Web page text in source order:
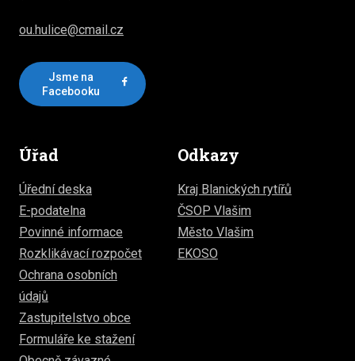
ou.hulice@cmail.cz
Jsme na
Facebooku
Úřad
Úřední deska
E-podatelna
Povinné informace
Rozklikávací rozpočet
Ochrana osobních
údajů
Zastupitelstvo obce
Formuláře ke stažení
Odkazy
Kraj Blanických rytířů
ČSOP Vlašim
Město Vlašim
EKOSO